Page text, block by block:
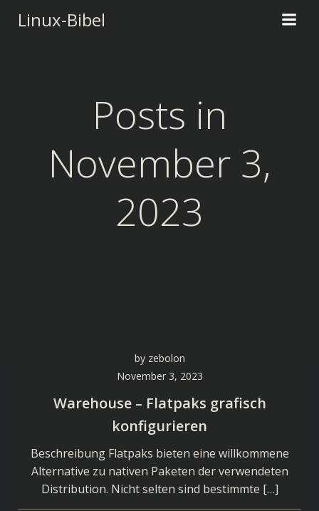
Linux-Bibel
Posts in
November 3,
2023
by zebolon
November 3, 2023
Warehouse – Flatpaks grafisch
konfigurieren
Beschreibung Flatpaks bieten eine willkommene
Alternative zu nativen Paketen der verwendeten
Distribution. Nicht selten sind bestimmte […]